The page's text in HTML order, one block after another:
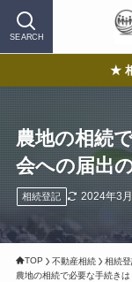
SEARCH
★
農地の相続
会への届出
相続登記 2024年3
TOP 不動産相続
相続
農地の相続で必要な手続き